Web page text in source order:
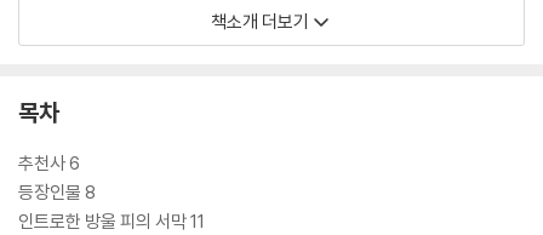
여전히 피를 무서워하고, 작은 상처만 봐도 체력 포인트가 깎일 만큼 겁이
많다는 데 있다. 하지만 목이 막힌 아이를 구하고, 위험한 음식을 막아내고,
작한다.
이 작품의 가장 큰 매력은 게임처럼 설계된 모험 구조와 동화다운 유머, 그
리고 성장 스토리가 자연스럽게 어우러진다는 점이다. 생명 포인트와 체력
포인트, 실패하면 더 큰 위기에 빠지는 설정은 독자에게 강한 몰입감을 주
책소개 더보기
목차
추천사 6
등장인물 8
인트로한 방울 피의 서막 11